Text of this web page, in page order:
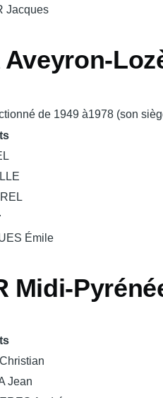
Jacques
Aveyron-
de 1949 à1978 (son
Émile
Midi-
Jean